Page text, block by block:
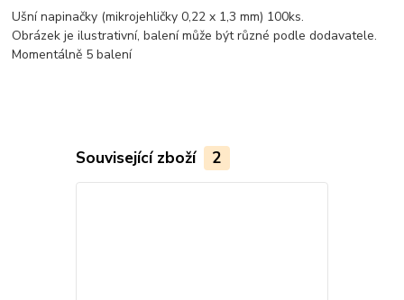
Ušní napinačky (mikrojehličky 0,22 x 1,3 mm) 100ks.
Obrázek je ilustrativní, balení může být různé podle dodavatele.
Momentálně 5 balení
Související zboží 2